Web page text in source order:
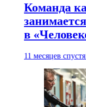
Команда
в
11 месяцев спустя